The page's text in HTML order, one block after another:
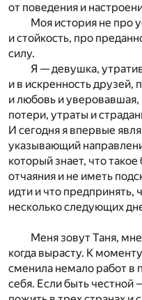
от поведения и
Моя история не про
и стойкость, про
силу.
Я — девушка,
и в искренность друзей,
и любовь и
потери, утраты и
И сегодня я впервые
указывающий
который знает, что
отчаяния и не иметь
идти и что предпринять,
несколько следующих
Меня зовут Таня,
когда вырасту. К
сменила немало работ в
себя. Если быть честной